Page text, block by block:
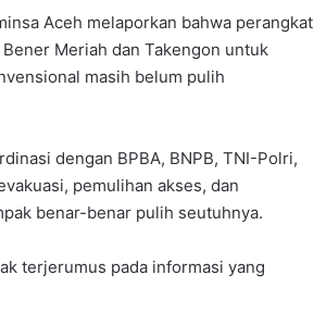
Aceh melaporkan bahwa perangkat
Meriah dan Takengon untuk
masih belum pulih
dengan BPBA, BNPB, TNI-Polri,
pemulihan akses, dan
benar-benar pulih seutuhnya.
terjerumus pada informasi yang